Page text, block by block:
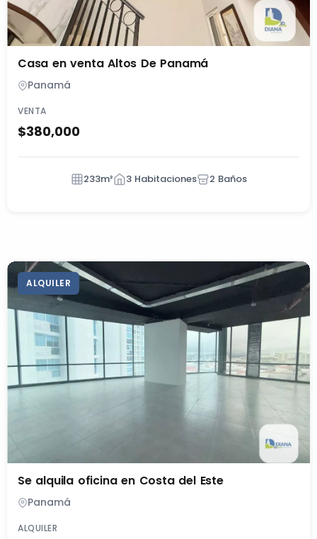
Casa en venta Altos De Panamá
Panamá
VENTA
$380,000
233m² 3 Habitaciones 2 Baños
ALQUILER
Se alquila oficina en Costa del Este
Panamá
ALQUILER